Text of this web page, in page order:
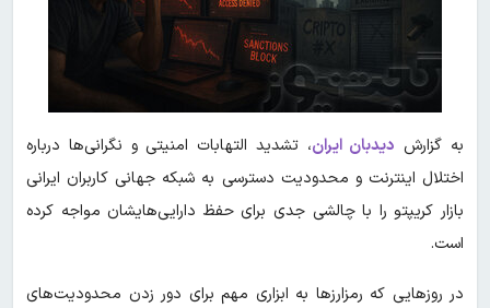
به گزارش دیدبان ایران، تشدید التهابات امنیتی و نگرانی‌ها درباره
اختلال اینترنت و محدودیت دسترسی به شبکه جهانی کاربران ایرانی
بازار کریپتو را با چالشی جدی برای حفظ دارایی‌هایشان مواجه کرده
است.
در روزهایی که رمزارزها به ابزاری مهم برای دور زدن محدودیت‌های